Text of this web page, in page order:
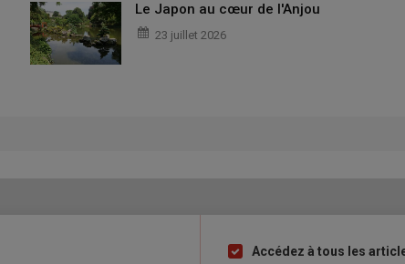
Le Japon au cœur de l'Anjou
23 juillet 2026
ListeAccédez à tous les